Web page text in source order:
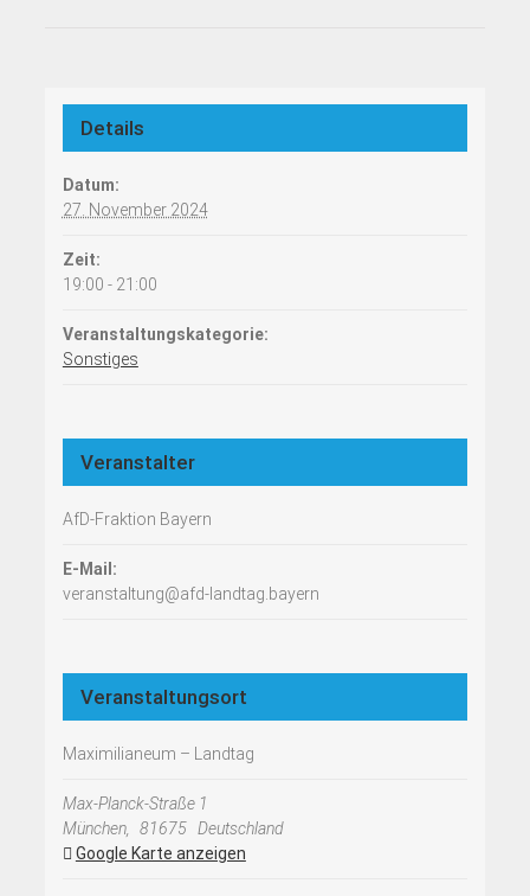
Details
Datum:
27. November 2024
Zeit:
19:00 - 21:00
Veranstaltungskategorie:
Sonstiges
Veranstalter
AfD-Fraktion Bayern
E-Mail:
veranstaltung@afd-landtag.bayern
Veranstaltungsort
Maximilianeum – Landtag
Max-Planck-Straße 1
München, 81675 Deutschland
Google Karte anzeigen